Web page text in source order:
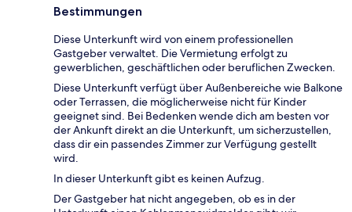
Bestimmungen
Diese Unterkunft wird von einem professionellen
Gastgeber verwaltet. Die Vermietung erfolgt zu
gewerblichen, geschäftlichen oder beruflichen Zwecken.
Diese Unterkunft verfügt über Außenbereiche wie Balkone
oder Terrassen, die möglicherweise nicht für Kinder
geeignet sind. Bei Bedenken wende dich am besten vor
der Ankunft direkt an die Unterkunft, um sicherzustellen,
dass dir ein passendes Zimmer zur Verfügung gestellt
wird.
In dieser Unterkunft gibt es keinen Aufzug.
Der Gastgeber hat nicht angegeben, ob es in der